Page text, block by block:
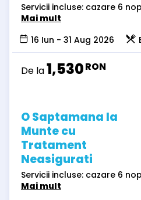
Servicii incluse: cazare 6
Mai mult
16 Iun - 31 Aug 2026
De la1,530RON
O Saptamana la
Munte cu
Tratament
Neasigurati
Servicii incluse: cazare 6
Mai mult